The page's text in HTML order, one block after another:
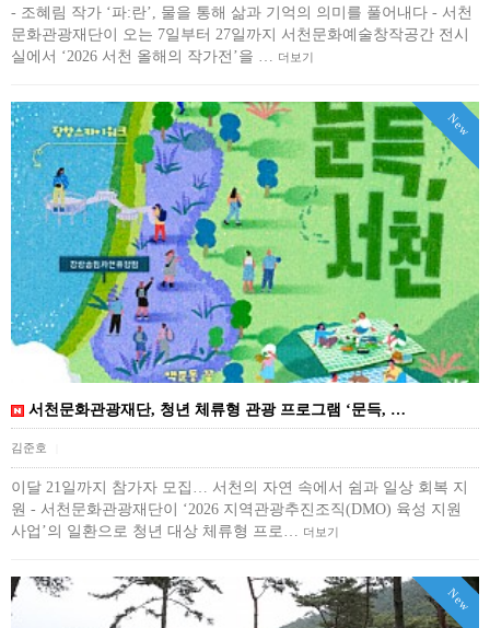
- 조혜림 작가 ‘파:란’, 물을 통해 삶과 기억의 의미를 풀어내다 - 서천
문화관광재단이 오는 7일부터 27일까지 서천문화예술창작공간 전시
실에서 ‘2026 서천 올해의 작가전’을 … 더보기
New
서천문화관광재단, 청년 체류형 관광 프로그램 ‘문득, …
김준호
이달 21일까지 참가자 모집… 서천의 자연 속에서 쉼과 일상 회복 지
원 - 서천문화관광재단이 ‘2026 지역관광추진조직(DMO) 육성 지원
사업’의 일환으로 청년 대상 체류형 프로… 더보기
New